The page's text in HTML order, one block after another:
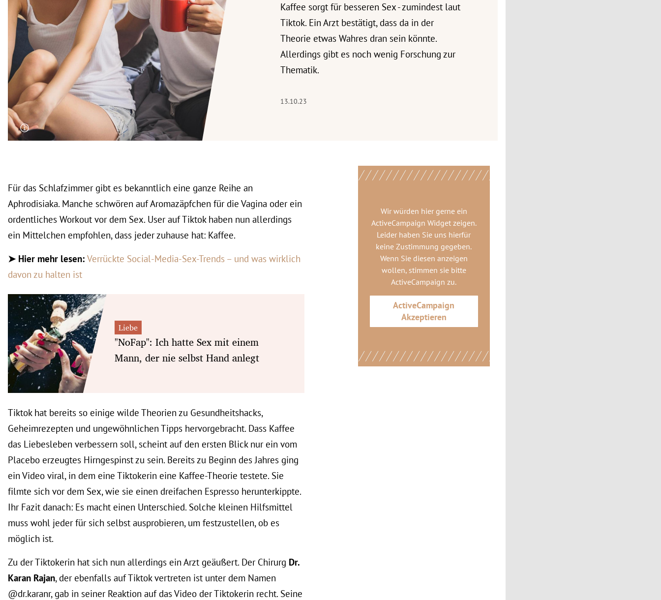
Untermenü
Untermenü
Untermenü
Untermenü
Untermenü
Untermenü
Kaffee sorgt für besseren Sex - zumindest laut
Tiktok. Ein Arzt bestätigt, dass da in der
Theorie etwas Wahres dran sein könnte.
Allerdings gibt es noch wenig Forschung zur
Thematik.
13.10.23
Für das Schlafzimmer gibt es bekanntlich eine ganze Reihe an
Aphrodisiaka. Manche schwören aufAromazäpfchen für die Vagina oder ein
ordentliches Workout vor dem Sex. User auf Tiktok haben nun allerdings
ein Mittelchen empfohlen, dass jeder zuhause hat: Kaffee.
➤ Hier mehr lesen: Verrückte Social-Media-Sex-Trends – und was wirklich
davon zu halten ist
Liebe
"NoFap": Ich hatte Sex mit einem
Mann, der nie selbst Hand anlegt
Tiktok hat bereits so einige wilde Theorien zu Gesundheitshacks,
Geheimrezepten und ungewöhnlichen Tipps hervorgebracht. Dass Kaffee
das Liebesleben verbessern soll, scheint auf den ersten Blick nur ein vom
Placebo erzeugtes Hirngespinst zu sein. Bereits zu Beginn des Jahres ging
ein Video viral, in dem eine Tiktokerin eine Kaffee-Theorie testete. Sie
filmte sich vor dem Sex, wie sie einen dreifachen Espresso herunterkippte.
Ihr Fazit danach: Es macht einen Unterschied. Solche kleinen Hilfsmittel
muss wohl jeder für sich selbst ausprobieren, um festzustellen, ob es
möglich ist.
Zu der Tiktokerin hat sich nun allerdings ein Arzt geäußert. Der Chirurg Dr.
Karan Rajan, der ebenfalls auf Tiktok vertreten ist unter dem Namen
@dr.karanr, gab in seiner Reaktion auf das Video der Tiktokerin recht. Seine
Wir würden hier gerne ein
ActiveCampaign Widgetzeigen.
Leider haben Sie uns hierfür
keine Zustimmung gegeben.
Wenn Sie diesen anzeigen
wollen, stimmen sie bitte
ActiveCampaign zu.
ActiveCampaign
Akzeptieren